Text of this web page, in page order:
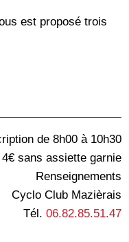
est proposé trois
de 8h00 à 10h30
sans assiette garnie
Renseignements
Cyclo Club Mazièrais
Tél. 06.82.85.51.47